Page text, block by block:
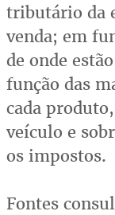
tributário da
venda; em
de onde
função das
cada
veículo e
os impostos.
Fontes